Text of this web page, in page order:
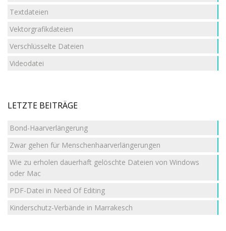
Textdateien
Vektorgrafikdateien
Verschlüsselte Dateien
Videodatei
LETZTE BEITRÄGE
Bond-Haarverlängerung
Zwar gehen für Menschenhaarverlängerungen
Wie zu erholen dauerhaft gelöschte Dateien von Windows
oder Mac
PDF-Datei in Need Of Editing
Kinderschutz-Verbände in Marrakesch